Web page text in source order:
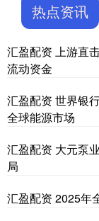
热点资讯
汇盈配资 上游直
流动资金
汇盈配资 世界银
全球能源市场
汇盈配资 大元泵
局
汇盈配资 2025年